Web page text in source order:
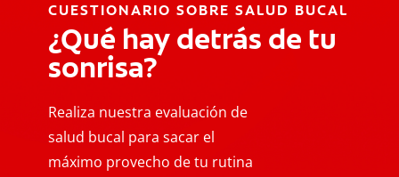
CUESTIONARIO SOBRE SALUD BUCAL
¿Qué hay detrás de tu
sonrisa?
Realiza nuestra evaluación de
salud bucal para sacar el
máximo provecho de tu rutina